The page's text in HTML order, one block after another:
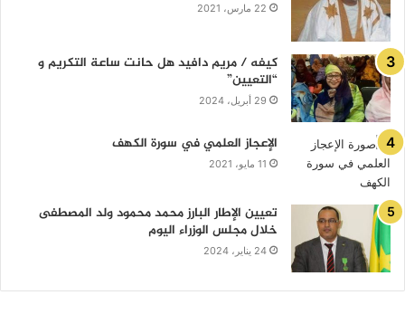
22 مارس، 2021
كيفه / مريم دافيد هل حانت ساعة التكريم و
“التعيين”
29 أبريل، 2024
الإعجاز العلمي في سورة الكهف
11 مايو، 2021
تعيين الإطار البارز محمد محمود ولد المصطفى
خلال مجلس الوزراء اليوم
24 يناير، 2024